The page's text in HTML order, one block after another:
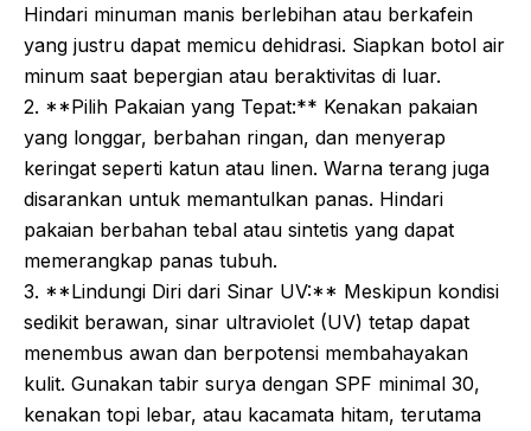
Hindari minuman manis berlebihan atau berkafein
yang justru dapat memicu dehidrasi. Siapkan botol air
minum saat bepergian atau beraktivitas di luar.
2. **Pilih Pakaian yang Tepat:** Kenakan pakaian
yang longgar, berbahan ringan, dan menyerap
keringat seperti katun atau linen. Warna terang juga
disarankan untuk memantulkan panas. Hindari
pakaian berbahan tebal atau sintetis yang dapat
memerangkap panas tubuh.
3. **Lindungi Diri dari Sinar UV:** Meskipun kondisi
sedikit berawan, sinar ultraviolet (UV) tetap dapat
menembus awan dan berpotensi membahayakan
kulit. Gunakan tabir surya dengan SPF minimal 30,
kenakan topi lebar, atau kacamata hitam, terutama